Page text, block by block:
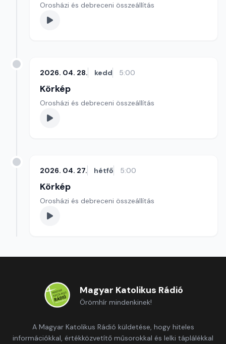
Orosházi és debreceni összeállítás
2026. 04. 28. kedd 5:00
Körkép
Orosházi és debreceni összeállítás
2026. 04. 27. hétfő 5:00
Körkép
Orosházi és debreceni összeállítás
Magyar Katolikus Rádió
Örömhír mindenkinek!
A Magyar Katolikus Rádió küldetése, hogy hiteles
információkkal, értékközvetítő műsorokkal és lelki táplálékkal